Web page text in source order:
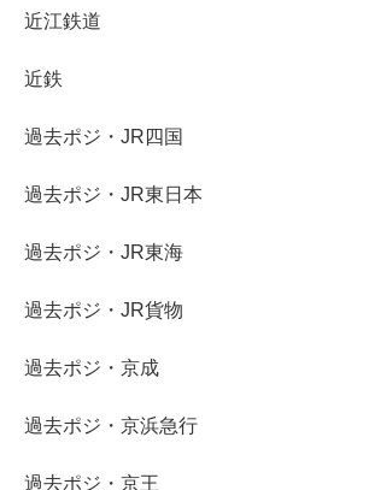
近江鉄道
近鉄
過去ポジ・JR四国
過去ポジ・JR東日本
過去ポジ・JR東海
過去ポジ・JR貨物
過去ポジ・京成
過去ポジ・京浜急行
過去ポジ・京王